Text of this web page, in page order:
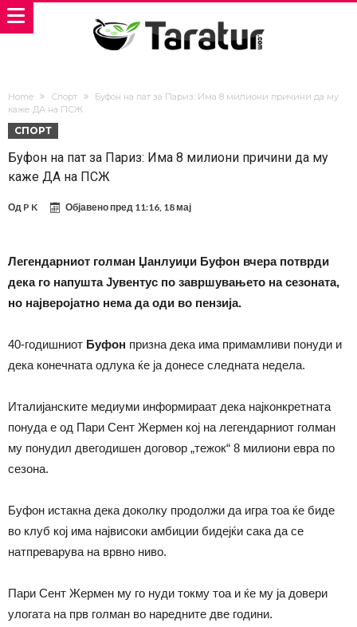
Home Спорт
Буфон на пат за Париз: Има 8 милиони причини да му
каже ДА на ПСЖ
СПОРТ
Буфон на пат за Париз: Има 8 милиони причини да му
каже ДА на ПСЖ
Од P K Објавено пред 11:16, 18 мај
Легендарниот голман Џанлуиџи Буфон вчера потврди
дека го напушта Јувентус по завршувањето на сезоната,
но најверојатно нема да оди во пензија.
40-годишниот Буфон призна дека има примамливи понуди и
дека конечната одлука ќе ја донесе следната недела.
Италијанските медиуми информираат дека најконкретната
понуда е од Пари Сент Жермен кој на легендарниот голман
му понудил двегодишен договор „тежок“ 8 милиони евра по
сезона.
Буфон истакна дека доколку продолжи да игра тоа ќе биде
во клуб кој има највисоки амбиции бидејќи сака да се
натпреварува на врвно ниво.
Пари Сент Жермен му го нуди токму тоа и ќе му ја довери
улогата на прв голман во наредните две години.